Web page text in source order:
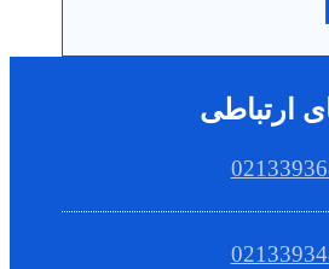
ارتباطی